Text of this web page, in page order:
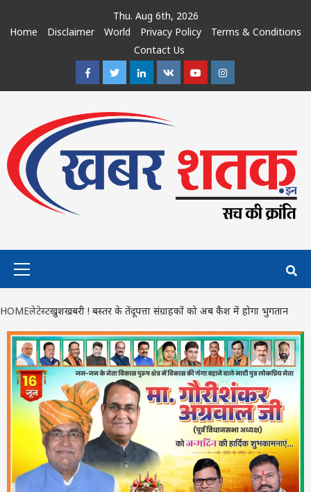
Thu. Aug 6th, 2026
Home
Disclaimer World Privacy Policy
Terms & Conditions
Contact Us
FacebookTwitterLinkedin
VK YoutubeInstagram
HOMEलेटेस्टखुशखबरी ! बस्तर के तेंदूपत्ता संग्राहकों को अब कैश में होगा भुगतान